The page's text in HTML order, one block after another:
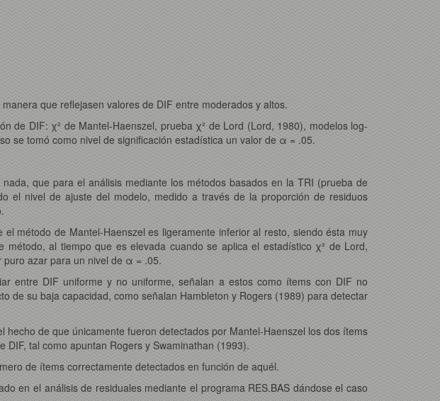
que reflejasen valores de DIF entre moderados y altos.
de DIF: χ² de Mantel-Haenszel, prueba χ² de Lord (Lord, 1980), modelos log-
se tomó como nivel de significación estadística un valor de α = .05.
que para el análisis mediante los métodos basados en la TRI (prueba de
el nivel de ajuste del modelo, medido a través de la proporción de residuos
método de Mantel-Haenszel es ligeramente inferior al resto, siendo ésta muy
al tiempo que es elevada cuando se aplica el estadístico χ² de Lord,
azar para un nivel de α = .05.
entre DIF uniforme y no uniforme, señalan a estos como ítems con DIF no
de su baja capacidad, como señalan Hambleton y Rogers (1989) para detectar
de que únicamente fueron detectados por Mantel-Haenszel los dos ítems
tal como apuntan Rogers y Swaminathan (1993).
de ítems correctamente detectados en función de aquél.
en el análisis de residuales mediante el programa RES.BAS dándose el caso